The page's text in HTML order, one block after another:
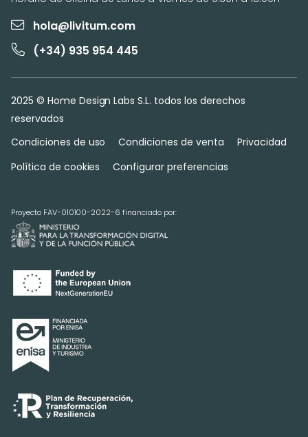
hola@livitum.com
(+34) 935 954 445
2025 © Home Design Labs S.L. todos los derechos
reservados
Condiciones de uso
Condiciones de venta
Privacidad
Política de cookies
Configurar preferencias
Proyecto FAV-010100-2022-6 financiado por: